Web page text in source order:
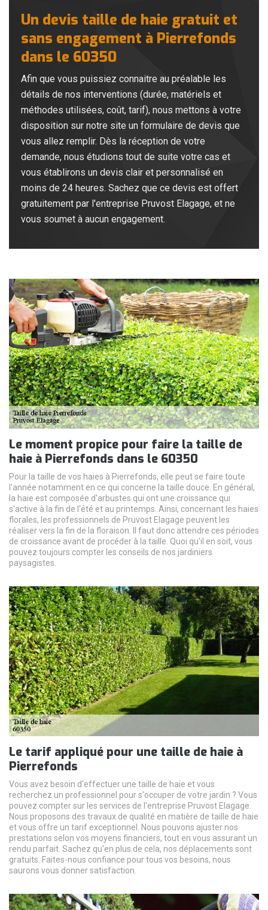
Un devis taille de haie gratuit et
sans engagement à Pierrefonds
dans le 60350
Afin que vous puissiez connaitre au préalable les
détails de nos interventions (durée, matériels et
méthodes utilisées, coût, tarif), nous mettons à votre
disposition sur notre site un formulaire de devis que
vous allez remplir. Dès la réception de votre
demande, nous étudions tout de suite votre cas et
vous établirons un devis clair et personnalisé en
moins de 24 heures. Sachez que ce devis est offert
gratuitement par l'entreprise Pruvost Elagage, et ne
vous soumet à aucun engagement.
Le moment propice pour faire la taille de
haie à Pierrefonds dans le 60350
Pour la taille de vos haies à Pierrefonds, elle peut se faire toute
l'année notamment en ce qui concerne la taille douce. En général,
la haie est composée d'arbustes qui ont une croissance qui
s'active à la fin de l'été et au printemps. Ainsi, concernant les haies
florales, les professionnels de Pruvost Elagage peuvent les
réaliser vers la fin de la floraison. Il faut donc attendre ces périodes
de croissance avant de procéder à la taille. Quoi qu'il en soit, vous
pouvez toujours compter les conseils de nos jardiniers
paysagistes.
Le tarif appliqué pour une taille de haie à
Pierrefonds
Vous avez besoin d'effectuer une taille de haie et vous
recherchez un professionnel pour s'occuper de votre jardin ? Vous
pouvez compter sur les services de l'entreprise Pruvost Elagage.
Nous proposons des travaux de qualité en matière de taille de haie
et vous offre un tarif exceptionnel. Nous pouvons ajuster nos
prestations selon vos moyens financiers, tout en vous assurant un
rendu parfait. Sachez qu'en plus de cela, nos déplacements sont
gratuits. Faites-nous confiance pour tous vos besoins, nous
saurons vous donner satisfaction.